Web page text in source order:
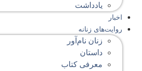
یادداشت
اخبار
روایت‌های زنانه
زنان نام‌آور
داستان
معرفی کتاب